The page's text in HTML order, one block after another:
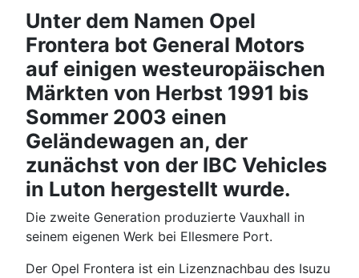
Unter dem Namen Opel
Frontera bot General Motors
auf einigen westeuropäischen
Märkten von Herbst 1991 bis
Sommer 2003 einen
Geländewagen an, der
zunächst von der IBC Vehicles
in Luton hergestellt wurde.
Die zweite Generation produzierte Vauxhall in
seinem eigenen Werk bei Ellesmere Port.
Der Opel Frontera ist ein Lizenznachbau des Isuzu